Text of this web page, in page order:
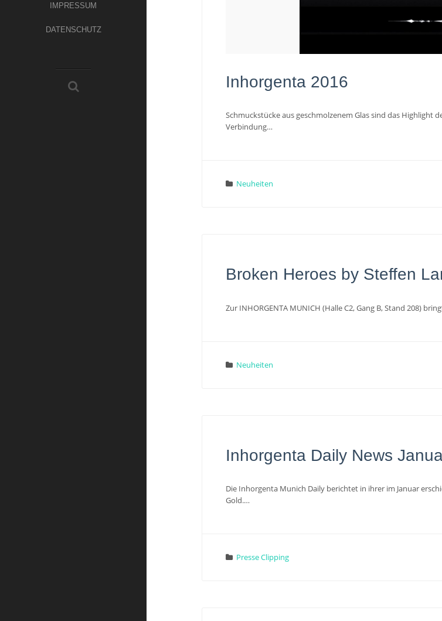
IMPRESSUM
DATENSCHUTZ
Inhorgenta 2016
Schmuckstücke aus geschmolzenem Glas sind das Highlight
Verbindung…
Neuheiten
Broken Heroes by Steffen
Zur INHORGENTA MUNICH (Halle C2, Gang B, Stand 208)
Neuheiten
Inhorgenta Daily News
Die Inhorgenta Munich Daily berichtet in ihrer im Januar
Gold.…
Presse Clipping